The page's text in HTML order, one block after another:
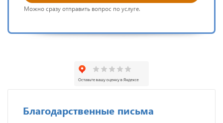
Можно сразу отправить вопрос по услуге.
Благодарственные письма